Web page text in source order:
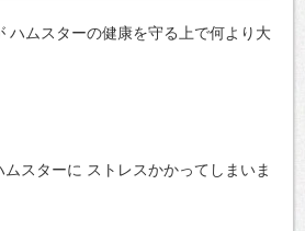
ハムスターの健康を守る上で何より大
スターに ストレスかかってしまいま